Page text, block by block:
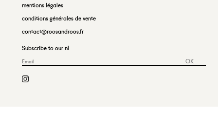
mentions légales
conditions générales de vente
contact@roosandroos.fr
Subscribe to our nl
OK